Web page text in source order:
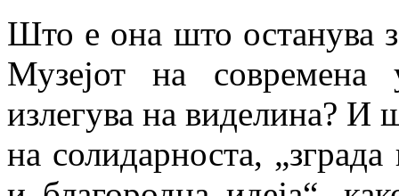
Што е она што останува
Музејот на
излегува на виделина? И
на солидарноста,